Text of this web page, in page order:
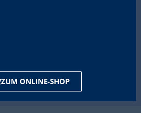
ZUM ONLINE-SHOP